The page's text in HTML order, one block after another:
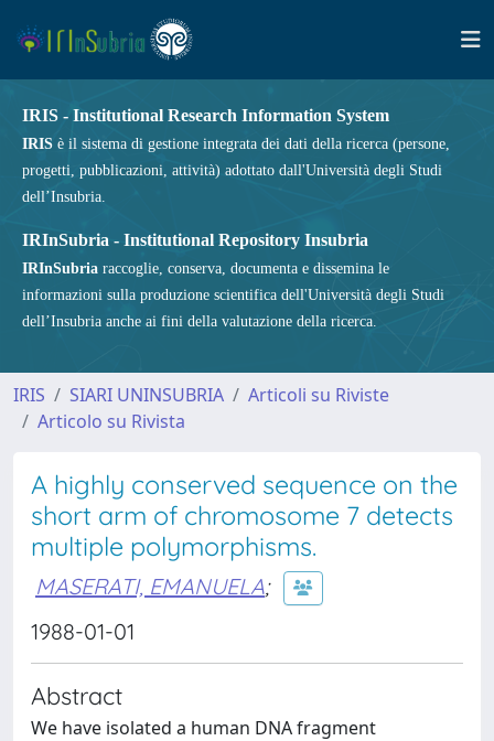
IRIS - Institutional Research Information System
IRIS è il sistema di gestione integrata dei dati della ricerca (persone,
progetti, pubblicazioni, attività) adottato dall'Università degli Studi
dell’Insubria.
IRInSubria - Institutional Repository Insubria
IRInSubria raccoglie, conserva, documenta e dissemina le
informazioni sulla produzione scientifica dell'Università degli Studi
dell’Insubria anche ai fini della valutazione della ricerca.
IRIS SIARI UNINSUBRIA
Articoli su Riviste
Articolo su Rivista
A highly conserved sequence on the
short arm of chromosome 7 detects
multiple polymorphisms.
MASERATI, EMANUELA;
1988-01-01
Abstract
We have isolated a human DNA fragment